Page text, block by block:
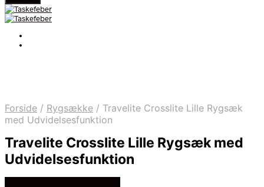
Forside / Rygsække / Travelite Crosslite Lille Rygsæk
med Udvidelsesfunktion
Travelite Crosslite Lille Rygsæk med
Udvidelsesfunktion